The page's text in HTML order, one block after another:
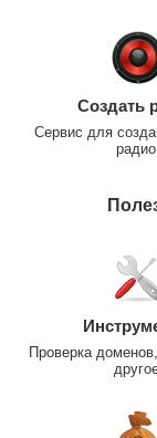
Создать
Сервис для
Проверка